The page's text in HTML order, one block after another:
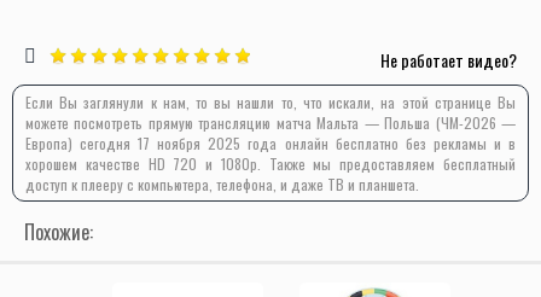
Не работает видео?
Если Вы заглянули к нам, то вы нашли то, что искали, на этой странице Вы
можете посмотреть прямую трансляцию матча Мальта — Польша (ЧМ-2026 —
Европа) сегодня 17 ноября 2025 года онлайн бесплатно без рекламы и в
хорошем качестве HD 720 и 1080p. Также мы предоставляем бесплатный
доступ к плееру с компьютера, телефона, и даже ТВ и планшета.
Похожие: